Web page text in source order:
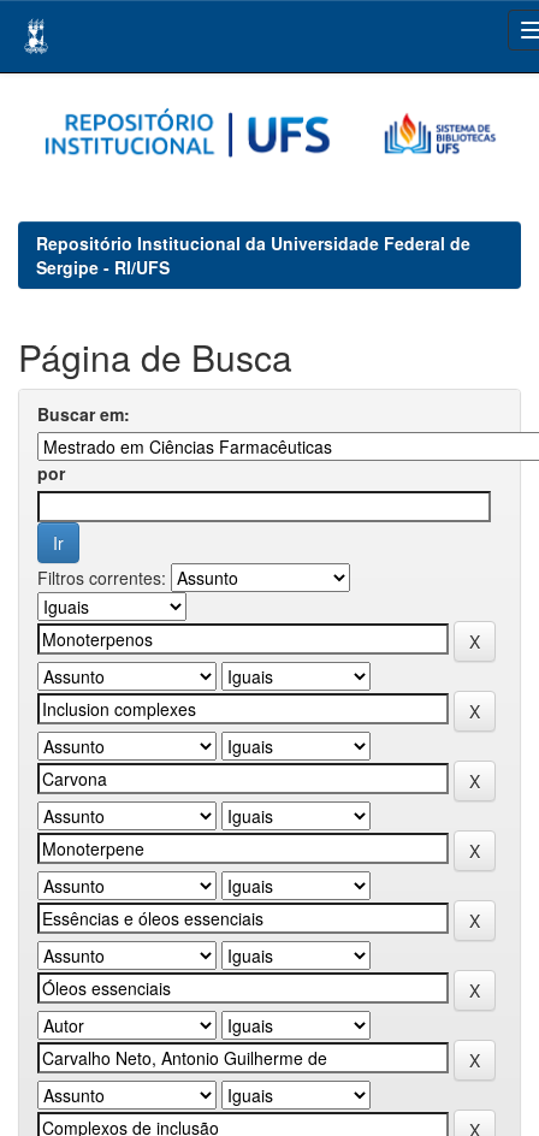
navigation
Repositório Institucional da Universidade Federal de
Sergipe - RI/UFS
Página de Busca
Buscar em:
por
Filtros correntes: